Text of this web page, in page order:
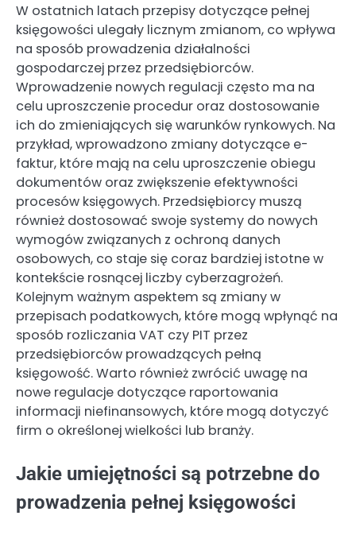
W ostatnich latach przepisy dotyczące pełnej
księgowości ulegały licznym zmianom, co wpływa
na sposób prowadzenia działalności
gospodarczej przez przedsiębiorców.
Wprowadzenie nowych regulacji często ma na
celu uproszczenie procedur oraz dostosowanie
ich do zmieniających się warunków rynkowych. Na
przykład, wprowadzono zmiany dotyczące e-
faktur, które mają na celu uproszczenie obiegu
dokumentów oraz zwiększenie efektywności
procesów księgowych. Przedsiębiorcy muszą
również dostosować swoje systemy do nowych
wymogów związanych z ochroną danych
osobowych, co staje się coraz bardziej istotne w
kontekście rosnącej liczby cyberzagrożeń.
Kolejnym ważnym aspektem są zmiany w
przepisach podatkowych, które mogą wpłynąć na
sposób rozliczania VAT czy PIT przez
przedsiębiorców prowadzących pełną
księgowość. Warto również zwrócić uwagę na
nowe regulacje dotyczące raportowania
informacji niefinansowych, które mogą dotyczyć
firm o określonej wielkości lub branży.
Jakie umiejętności są potrzebne do
prowadzenia pełnej księgowości